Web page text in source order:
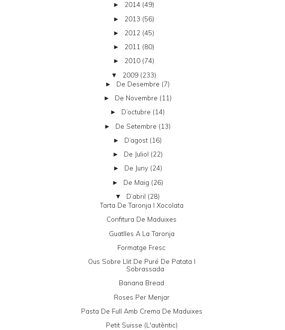
► 2014 (49)
► 2013 (56)
► 2012 (45)
► 2011 (80)
► 2010 (74)
▼ 2009 (233)
► De Desembre (7)
► De Novembre (11)
► D’octubre (14)
► De Setembre (13)
► D’agost (16)
► De Juliol (22)
► De Juny (24)
► De Maig (26)
▼ D’abril (28)
Tarta De Taronja I Xocolata
Confitura De Maduixes
Guatlles A La Taronja
Formatge Fresc
Ous Sobre Llit De Puré De Patata I
Sobrassada
Banana Bread
Roses Per Menjar
Pasta De Full Amb Crema De Maduixes
Petit Suisse (l'autèntic)